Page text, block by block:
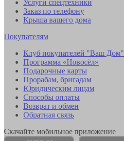
Услуги спецтехники
Заказ по телефону
Крыша вашего дома
Покупателям
Клуб покупателей "Ваш Дом"
Программа «Новосёл»
Подарочные карты
Прорабам, бригадам
Юридическим лицам
Способы оплаты
Возврат и обмен
Обратная связь
Скачайте мобильное приложение